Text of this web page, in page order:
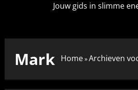
Jouw gids in slimme
Mark Home»Archieven